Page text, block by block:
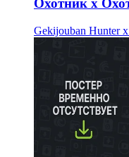
Охотник х
Gekijouban Hunter